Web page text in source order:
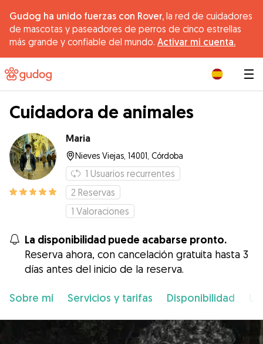
Gudog ha unido fuerzas con Rover, la red de cuidadores
de mascotas y paseadores de perros de cinco estrellas
más grande y confiable del mundo. Activar mi cuenta.
Cuidadora de animales
Maria
Nieves Viejas, 14001, Córdoba
1 Usuarios recurrentes
2 Reservas
1 Valoraciones
La disponibilidad puede acabarse pronto.
Reserva ahora, con cancelación gratuita hasta 3
días antes del inicio de la reserva.
Sobre mí Servicios y tarifas Disponibilidad